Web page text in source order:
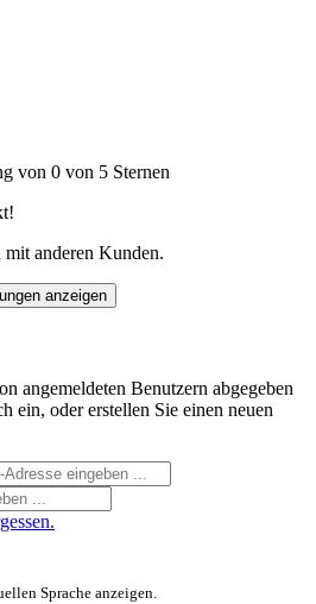
von 0 von 5 Sternen
anderen Kunden.
anzeigen
angemeldeten Benutzern abgegeben
ein, oder erstellen Sie einen neuen
Sprache anzeigen.